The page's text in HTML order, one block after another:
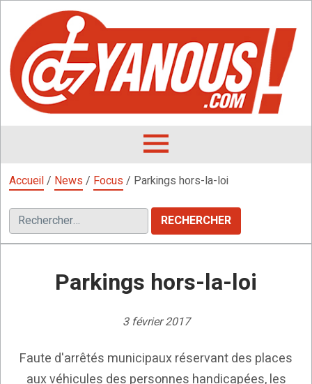
contenu
OUVRIR
MENU
Accueil/ News/ Focus/ Parkings hors-la-loi
Rechercher :
Parkings hors-la-loi
3 février 2017
Faute d'arrêtés municipaux réservant des places
aux véhicules des personnes handicapées, les